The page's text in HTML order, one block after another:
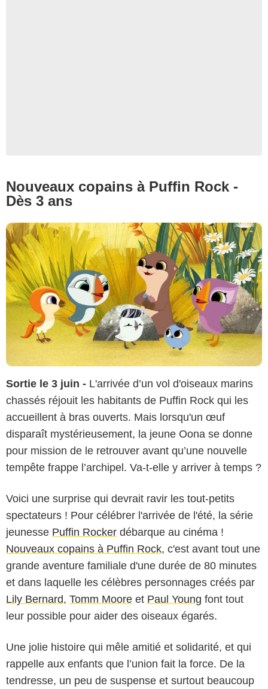
Nouveaux copains à Puffin Rock -
Dès 3 ans
Sortie le 3 juin - L'arrivée d’un vol d'oiseaux marins
chassés réjouit les habitants de Puffin Rock qui les
accueillent à bras ouverts. Mais lorsqu'un œuf
disparaît mystérieusement, la jeune Oona se donne
pour mission de le retrouver avant qu’une nouvelle
tempête frappe l’archipel. Va-t-elle y arriver à temps ?
Voici une surprise qui devrait ravir les tout-petits
spectateurs ! Pour célébrer l'arrivée de l'été, la série
jeunesse Puffin Rocker débarque au cinéma !
Nouveaux copains à Puffin Rock, c'est avant tout une
grande aventure familiale d'une durée de 80 minutes
et dans laquelle les célèbres personnages créés par
Lily Bernard, Tomm Moore et Paul Young font tout
leur possible pour aider des oiseaux égarés.
Une jolie histoire qui mêle amitié et solidarité, et qui
rappelle aux enfants que l’union fait la force. De la
tendresse, un peu de suspense et surtout beaucoup